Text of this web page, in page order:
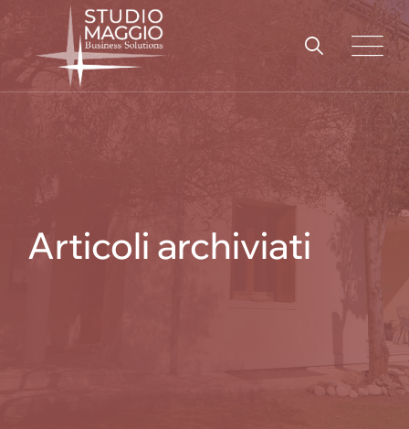
content
Articoli archiviati